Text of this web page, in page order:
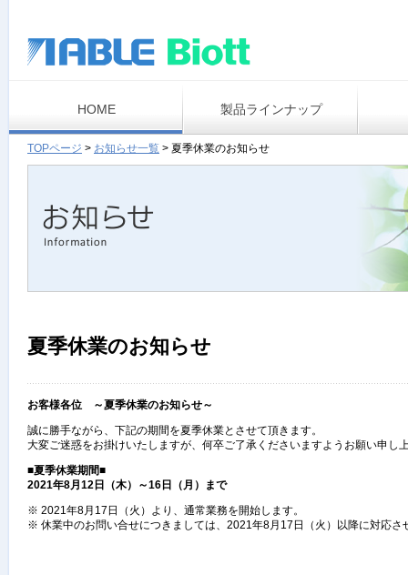
HOME 製品ラインナップ
TOPページ > お知らせ一覧 > 夏季休業のお知らせ
夏季休業のお知らせ
お客様各位 ～夏季休業のお知らせ～
誠に勝手ながら、下記の期間を夏季休業とさせて頂きます。
大変ご迷惑をお掛けいたしますが、何卒ご了承くださいますようお願い申し
■夏季休業期間■
2021年8月 12 日（木）～16 日（月）まで
※ 2021年8月17日（火）より、通常業務を開始します。
※ 休業中のお問い合せにつきましては、2021年8月17日（火）以降に対応さ